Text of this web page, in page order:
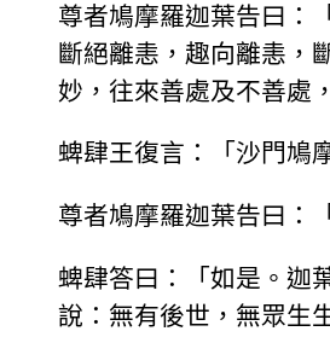
尊者鳩摩羅迦葉告曰：
斷絕離恚，趣向離恚，
妙，往來善處及不善處
蜱肆王復言：「沙門鳩
尊者鳩摩羅迦葉告曰：
蜱肆答曰：「如是。迦
說：無有後世，無眾生